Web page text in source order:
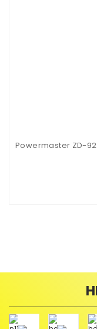
Powermaster ZD-